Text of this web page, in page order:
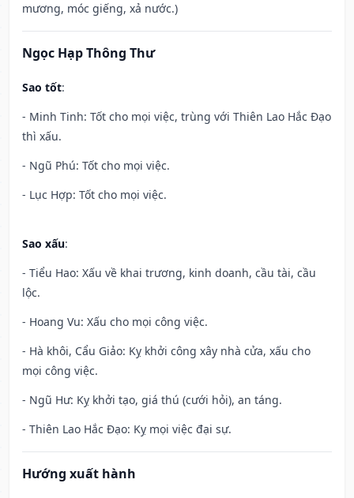
mương, móc giếng, xả nước.)
Ngọc Hạp Thông Thư
Sao tốt:
- Minh Tinh: Tốt cho mọi việc, trùng với Thiên Lao Hắc Đạo
thì xấu.
- Ngũ Phú: Tốt cho mọi việc.
- Lục Hợp: Tốt cho mọi việc.
Sao xấu:
- Tiểu Hao: Xấu về khai trương, kinh doanh, cầu tài, cầu
lộc.
- Hoang Vu: Xấu cho mọi công việc.
- Hà khôi, Cẩu Giảo: Kỵ khởi công xây nhà cửa, xấu cho
mọi công việc.
- Ngũ Hư: Kỵ khởi tạo, giá thú (cưới hỏi), an táng.
- Thiên Lao Hắc Đạo: Kỵ mọi việc đại sự.
Hướng xuất hành